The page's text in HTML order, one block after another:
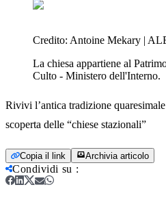
Credito: Antoine Mekary |
La chiesa appartiene al
Culto - Ministero dell'Interno.
Rivivi l’antica tradizione
scoperta delle “chiese stazionali”
Copia il link Archivia articolo
Condividi su :